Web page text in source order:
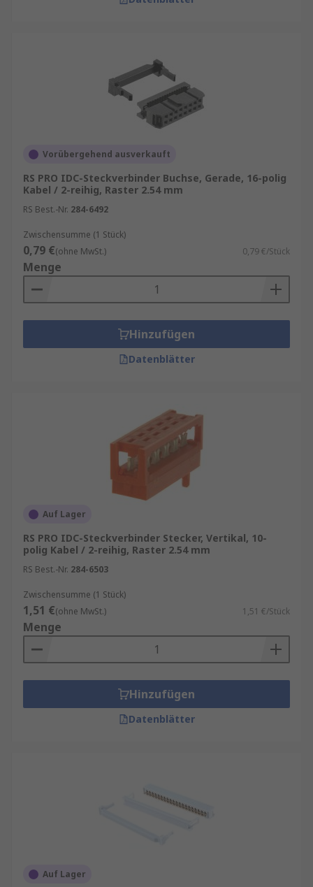
Vorübergehend ausverkauft
RS PRO IDC-Steckverbinder Buchse, Gerade, 16-polig
Kabel / 2-reihig, Raster 2.54 mm
RS Best.-Nr. 284-6492
Zwischensumme (1 Stück)
0,79 €(ohne MwSt.) 0,79 €/Stück
Menge
Hinzufügen
Datenblätter
Auf Lager
RS PRO IDC-Steckverbinder Stecker, Vertikal, 10-
polig Kabel / 2-reihig, Raster 2.54 mm
RS Best.-Nr. 284-6503
Zwischensumme (1 Stück)
1,51 €(ohne MwSt.) 1,51 €/Stück
Menge
Hinzufügen
Datenblätter
Auf Lager